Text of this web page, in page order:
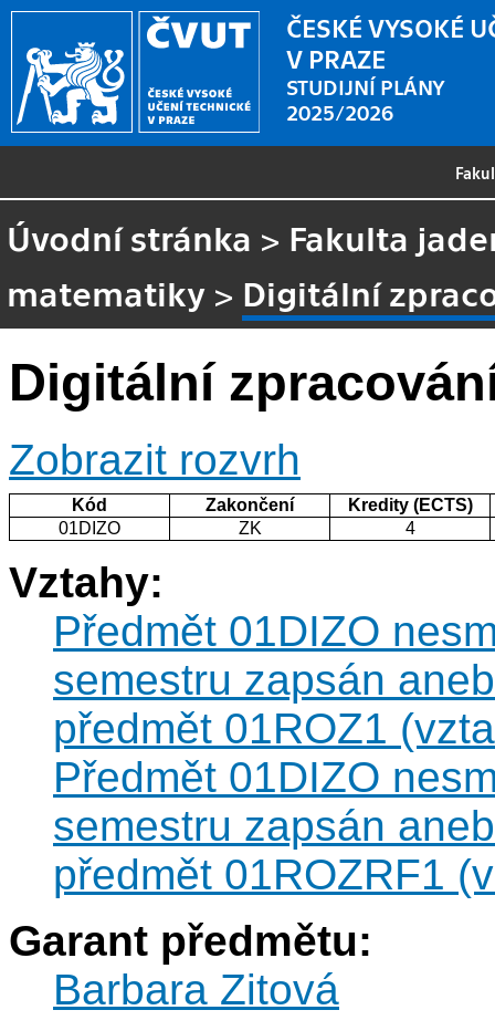
ČESKÉ VYSOKÉ
V PRAZE
STUDIJNÍ PLÁNY
2025/2026
Úvodní stránka > Fakulta
matematiky > Digitální
Digitální
Zobrazit rozvrh
Kód Zakončení
Kredity (ECTS)
01DIZO
ZK 4
Vztahy:
Předmět 01DIZO
semestru zapsán
předmět 01ROZ1
Předmět 01DIZO
semestru zapsán
předmět 01ROZRF1
Garant předmětu:
Barbara Zitová